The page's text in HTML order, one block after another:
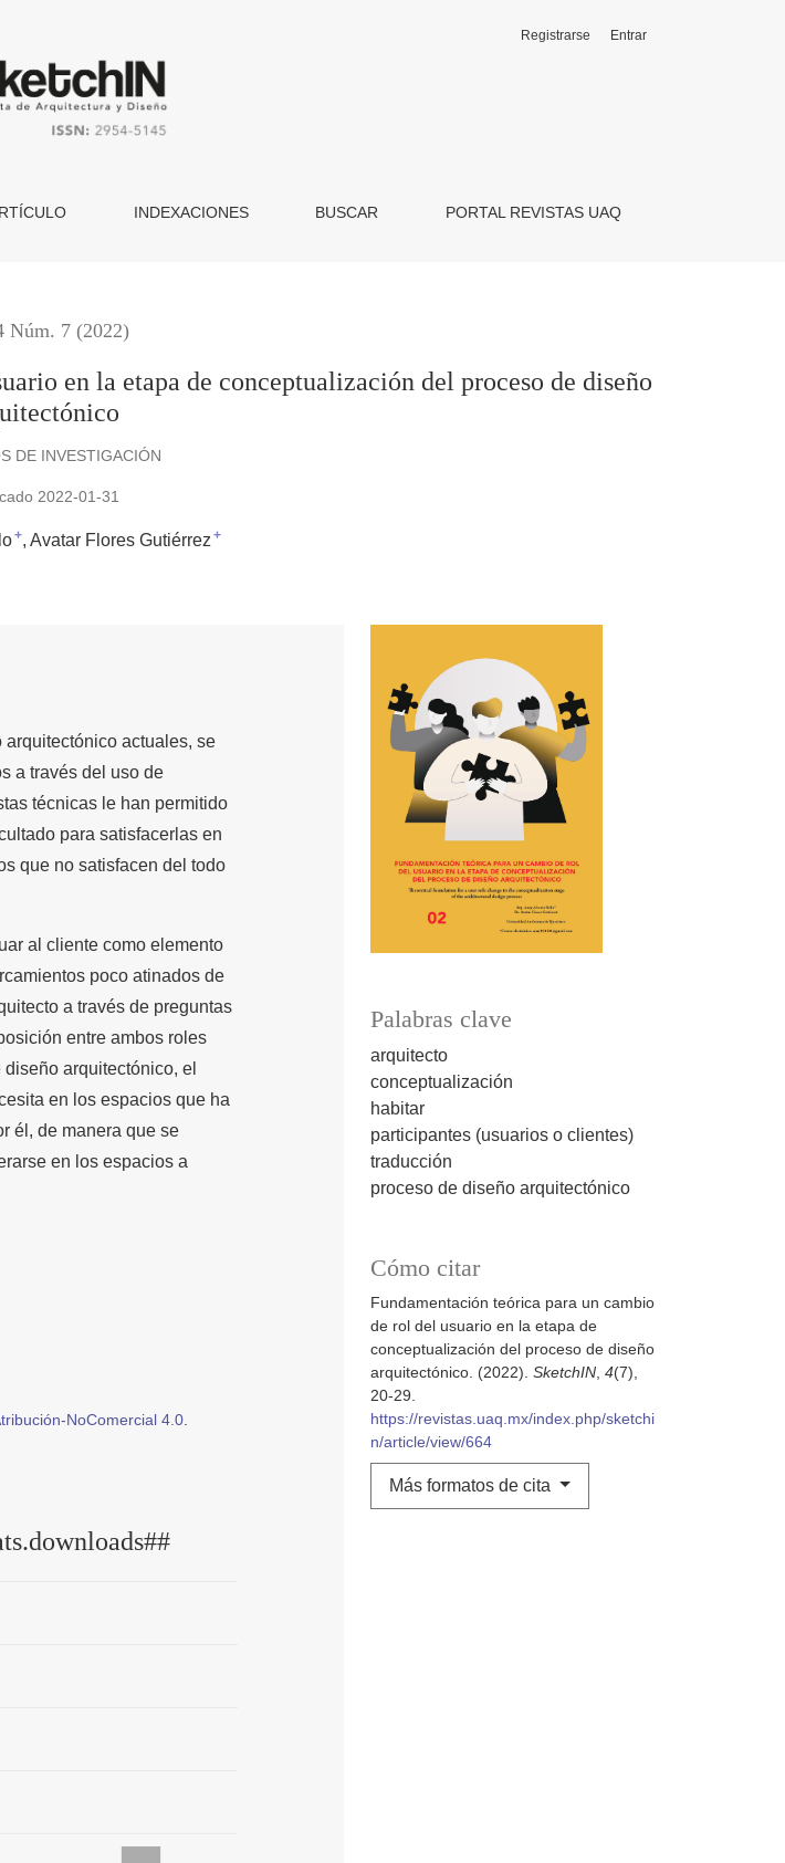
del proceso de diseño arquitectónico
INDEXACIONES BUSCAR PORTAL REVISTAS UAQ
Registrarse Entrar
Núm. 7 (2022)
en la etapa de conceptualización del proceso de diseño
DE INVESTIGACIÓN
2022-01-31
+ Avatar Flores Gutiérrez +
Palabras clave
arquitecto
conceptualización
habitar
participantes (usuarios o clientes)
traducción
proceso de diseño arquitectónico
Cómo citar
Fundamentación teórica para un cambio
de rol del usuario en la etapa de
conceptualización del proceso de diseño
arquitectónico. (2022). SketchIN 4(7),
20-29.
https://revistas.uaq.mx/index.php/sketchi
n/article/view/664
Más formatos de cita
actuales, se
a través del uso de
técnicas le han permitido
para satisfacerlas en
que no satisfacen del todo
al cliente como elemento
poco atinados de
a través de preguntas
entre ambos roles
arquitectónico, el
en los espacios que ha
él, de manera que se
en los espacios a
NoComercial 4.0.